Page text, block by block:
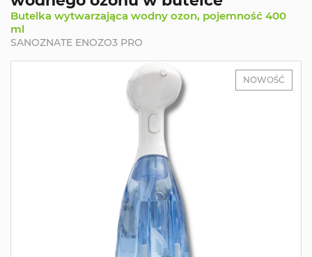
Butelka wytwarzająca wodny ozon, pojemność 400
ml
SANOZNATE ENOZO3 PRO
NOWOŚĆ